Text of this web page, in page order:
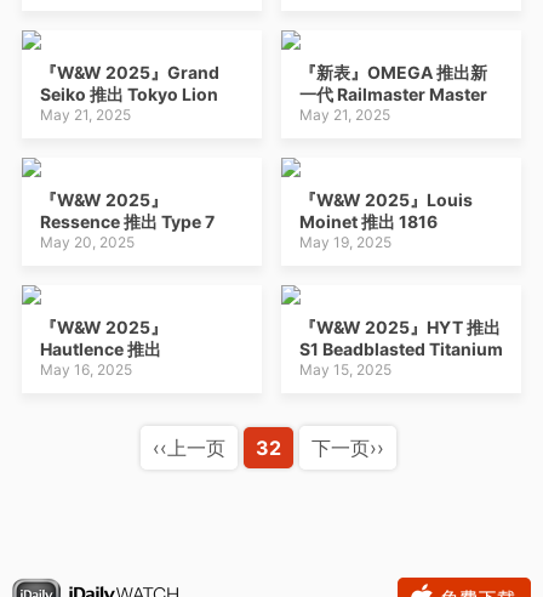
宝石表壳
『W&W 2025』Grand
Seiko 推出 Tokyo Lion
Tentagraph SLGC009 计
May 21, 2025
『新表』OMEGA 推出新
一代 Railmaster Master
Chronometer 腕表：
盘
May 21, 2025
『W&W 2025』
Ressence 推出 Type 7
GMT 双时区功能腕表
May 20, 2025
『W&W 2025』Louis
Moinet 推出 1816
Chronograph 计时码表：
May 19, 2025
『W&W 2025』
Hautlence 推出
RETROVISION ’85 飞行陀
May 16, 2025
『W&W 2025』HYT 推出
S1 Beadblasted Titanium
Red 液体时标腕表：镂空
May 15, 2025
‹‹上一页 32 下一页››